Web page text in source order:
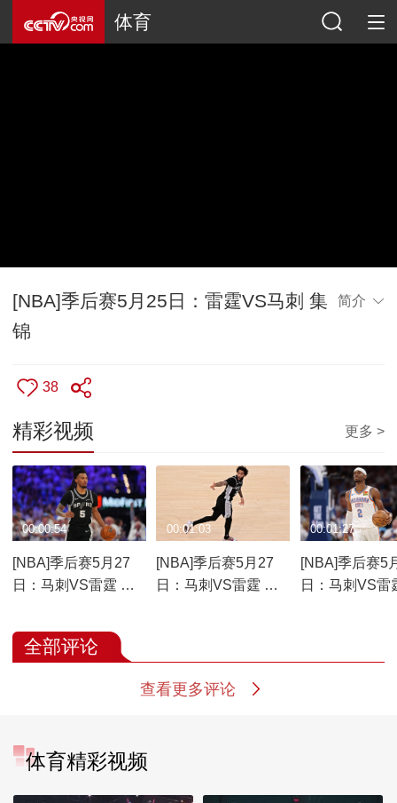
体育
[NBA]季后赛5月25日：雷霆VS马刺 集
锦
简介
38
精彩视频 更多 >
[NBA]季后赛5月27
日：马刺VS雷霆 卡
00:00:54
[NBA]季后赛5月27
日：马刺VS雷霆 尚
00:01:03
[NBA]季后赛5
日：马刺VS雷
00:01:27
全部评论
查看更多评论
体育精彩视频